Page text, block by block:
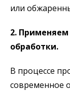
или
2.
обработки.
В процессе
современное